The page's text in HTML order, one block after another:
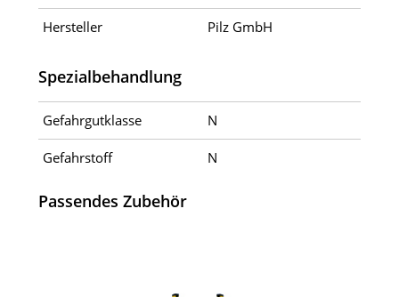
Hersteller Pilz GmbH
Spezialbehandlung
Gefahrgutklasse N
Gefahrstoff N
Passendes Zubehör